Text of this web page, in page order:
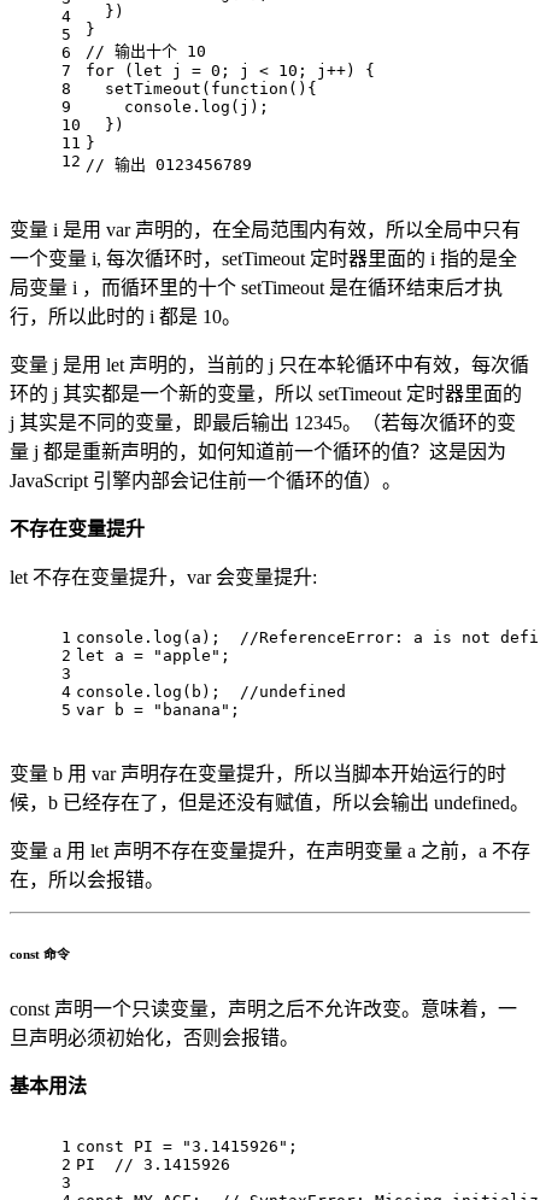
4
5
6
7
8
9
10
11
12
  })
}
// 输出十个 10
for ( let j = 0 ; j < 10 ; j++) {
setTimeout ( function ( ){
console . log (j);
  })
}
// 输出 0123456789
变量 i 是用 var 声明的，在全局范围内有效，所以全局中只有
一个变量 i, 每次循环时，setTimeout 定时器里面的 i 指的是全
局变量 i ，而循环里的十个 setTimeout 是在循环结束后才执
行，所以此时的 i 都是 10。
变量 j 是用 let 声明的，当前的 j 只在本轮循环中有效，每次循
环的 j 其实都是一个新的变量，所以 setTimeout 定时器里面的
j 其实是不同的变量，即最后输出 12345。（若每次循环的变
量 j 都是重新声明的，如何知道前一个循环的值？这是因为
JavaScript 引擎内部会记住前一个循环的值）。
不存在变量提升
let 不存在变量提升，var 会变量提升:
1
2
3
4
5
console . log (a);
//ReferenceError: a is not
let a = "apple" ;
console . log (b);
//undefined
var b = "banana" ;
变量 b 用 var 声明存在变量提升，所以当脚本开始运行的时
候，b 已经存在了，但是还没有赋值，所以会输出 undefined。
变量 a 用 let 声明不存在变量提升，在声明变量 a 之前，a 不存
在，所以会报错。
const 命令
const 声明一个只读变量，声明之后不允许改变。意味着，一
旦声明必须初始化，否则会报错。
基本用法
1
2
3
const PI = "3.1415926" ;
PI
// 3.1415926